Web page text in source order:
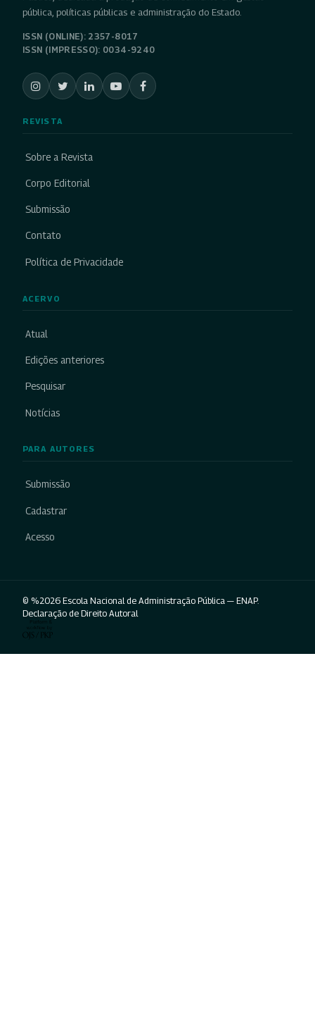
pública, políticas públicas e administração do Estado.
ISSN (ONLINE): 2357-8017
ISSN (IMPRESSO): 0034-9240
REVISTA
Sobre a Revista
Corpo Editorial
Submissão
Contato
Política de Privacidade
ACERVO
Atual
Edições anteriores
Pesquisar
Notícias
PARA AUTORES
Submissão
Cadastrar
Acesso
© %2026 Escola Nacional de Administração Pública — ENAP.
Declaração de Direito Autoral